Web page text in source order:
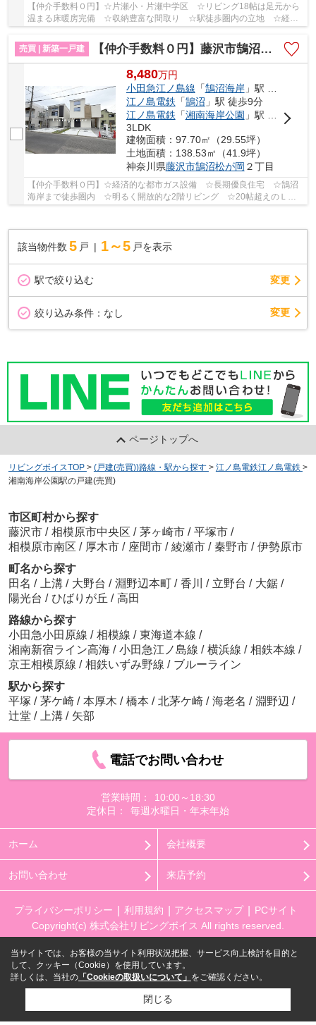
【仲介手数料０円】☆片瀬小・片瀬中学区 ☆リビング18帖は足元から
温まる床暖房完備 ☆収納豊富な間取り ☆駅徒歩圏内の立地 ☆経済
的な都市ガス設備 ☆駐車場並列2台可能 ☆ZEH水準省...
売買 | 新築一戸建
【仲介手数料０円】藤沢市鵠沼松が岡2丁目 新築一戸建て 全3棟
8,480万円
小田急江ノ島線 「鵠沼海岸」駅 徒歩10分
江ノ島電鉄 「鵠沼 」駅 徒歩9分
江ノ島電鉄 「湘南海岸公園 」駅 徒歩12分
3LDK
建物面積：97.70㎡（29.55坪）
土地面積：138.53㎡（41.9坪）
神奈川県藤沢市鵠沼松が岡 ２丁目
【仲介手数料０円】☆経済的な都市ガス設備 ☆長期優良住宅 ☆鵠沼
海岸まで徒歩圏内 ☆明るく開放的な2階リビング ☆20帖超えのＬＤ
Ｋ ☆バルコニーはウッドデッキ敷 ☆カースペース並...
該当物件数 5 戸 1～5 戸を表示
駅で絞り込む 変更
絞り込み条件： なし 変更
ページトップへ
リビングボイスTOP > (戸建(売買))路線・駅から探す > 江ノ島電鉄江ノ島電鉄 >
湘南海岸公園駅の戸建(売買)
市区町村から探す
藤沢市 / 相模原市中央区 / 茅ヶ崎市 / 平塚市 /
相模原市南区 / 厚木市 / 座間市 / 綾瀬市 / 秦野市 / 伊勢原市
町名から探す
田名 / 上溝 / 大野台 / 淵野辺本町 / 香川 / 立野台 / 大鋸 /
陽光台 / ひばりが丘 / 高田
路線から探す
小田急小田原線 / 相模線 / 東海道本線 /
湘南新宿ライン高海 / 小田急江ノ島線 / 横浜線 / 相鉄本線 /
京王相模原線 / 相鉄いずみ野線 / ブルーライン
駅から探す
平塚 / 茅ケ崎 / 本厚木 / 橋本 / 北茅ケ崎 / 海老名 / 淵野辺 /
辻堂 / 上溝 / 矢部
電話でお問い合わせ
営業時間：
10:00～18:30
定休日：
毎週水曜日・年末年始
ホーム 会社概要
お問い合わせ 来店予約
プライバシーポリシー 利用規約 アクセスマップ
PCサイト
Copyright(c) 株式会社リビングボイス All rights reserved.
当サイトでは、お客様の当サイト利用状況把握、サービス向上検討を目的と
して、クッキー（Cookie）を使用しています。
詳しくは、当社の 「Cookieの取扱いについて」 をご確認ください。
閉じる